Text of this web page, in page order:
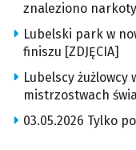
znaleziono
Lubelski park w
finiszu [ZDJĘCIA]
Lubelscy żużlowcy
mistrzostwach
03.05.2026 Tylko